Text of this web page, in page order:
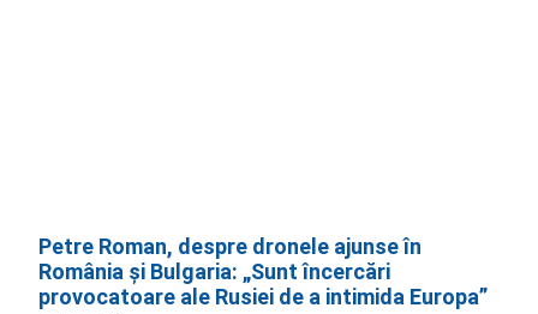
Petre Roman, despre dronele ajunse în
România și Bulgaria: „Sunt încercări
provocatoare ale Rusiei de a intimida Europa”